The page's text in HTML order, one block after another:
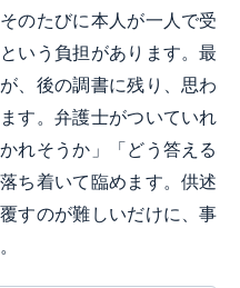
のたびに本人が一人で受
いう負担があります。最
、後の調書に残り、思わ
す。弁護士がついていれ
れそうか」「どう答える
ち着いて臨めます。供述
すのが難しいだけに、事